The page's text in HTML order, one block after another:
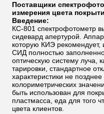
Поставщики
измерения цвета
Введение:
КС-801 спектрофотометр
сидевард апертурой.
которую КИЭ рекомендует,
СИД полностью
оптическую систему луча,
тарировки, стандартное
характеристики не
колориметрических
быть использован для
пластмасса, еда для того
цвета клиентов.